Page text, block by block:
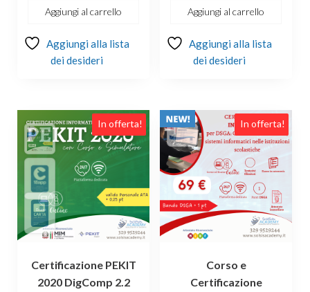
€304.00.
Aggiungi al carrello
Aggiungi alla lista
dei desideri
Aggiungi al carrello
Aggiungi alla lista
dei desideri
In offerta!
Certificazione PEKIT
2020 DigComp 2.2
In offerta!
Corso e
Certificazione